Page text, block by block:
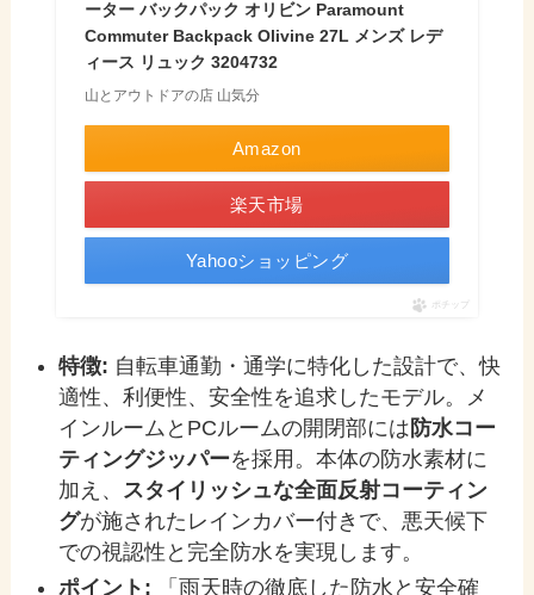
ーター バックパック オリビン Paramount
Commuter Backpack Olivine 27L メンズ レデ
ィース リュック 3204732
山とアウトドアの店 山気分
Amazon
楽天市場
Yahooショッピング
ポチップ
特徴: 自転車通勤・通学に特化した設計で、快
適性、利便性、安全性を追求したモデル。メ
インルームとPCルームの開閉部には 防水コー
ティングジッパーを採用。本体の防水素材に
加え、 スタイリッシュな全面反射コーティン
グが施されたレインカバー付きで、悪天候下
での視認性と完全防水を実現します。
ポイント: 「雨天時の徹底した防水と安全確